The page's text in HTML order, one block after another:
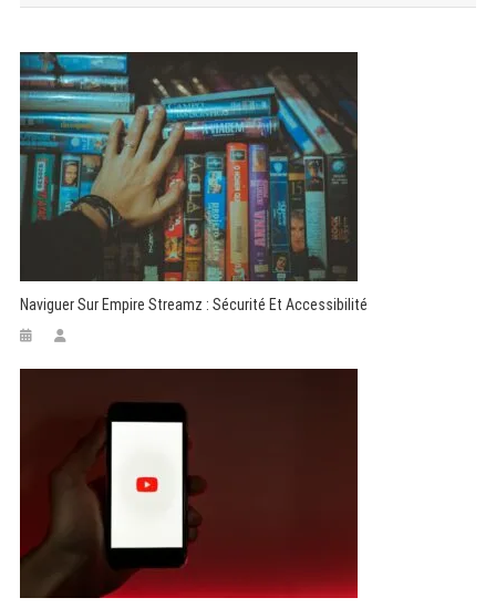
Naviguer Sur Empire Streamz : Sécurité Et Accessibilité